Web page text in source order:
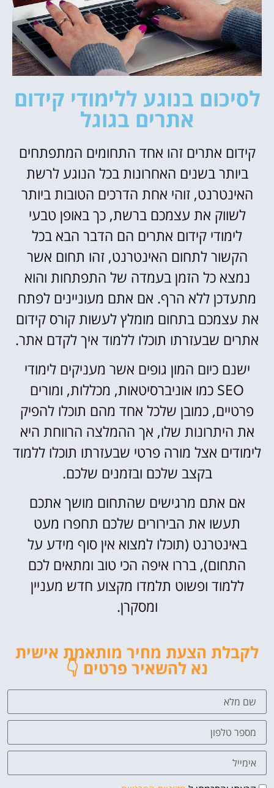
לסיכום בנוגע ללימודי קידום
אתרים בגוגל
קידום אתרים זהו אחד התחומים המתפתחים
ביותר בשנים האחרונות בכל הנוגע לרשת
האינטרנט, זוהי אחת הדרכים הטובות ביותר
לשווק את עצמכם ברשת, כך באופן טבעי
לימודי קידום אתרים הם הדבר הבא בכל
הקשור לתחום האינטרנט, זהו תחום אשר
נמצא כל הזמן בעמדה של התפתחות והוא
מתעדכן ללא הרף. אם אתם מעוניינים לפתח
את עצמכם בתחום מומלץ לעשות קורס קידום
אתרים שבעזרתו תוכלו ללמוד איך לקדם אתר.
ישנם כיום המון גופים אשר מעניקים לימודי
SEO כמו אוניברסיטאות, מכללות, ומורים
פרטיים, כמובן שלכל אחד מהם תוכלו להפיק
את היתרונות שלו, אך ההמלצה הרווחת היא
לימודים אצל מורה פרטי שבעזרתו תוכלו ללמוד
בקצב שלכם ובזמנים שלכם.
אם אתם מרגישים שהתחום מושך אתכם
תעשו את הבירורים שלכם תחפרו מעט
באינטרנט (תוכלו למצוא אין סוף מידע על
התחום), בררו איפה הכי טוב ומתאים לכם
ללמוד ופשוט תלמדו מקצוע חדש מעניין
ומסקרן.
לקבלת הצעת מחיר מותאמת אישית
נא להשאיר פרטים 👇